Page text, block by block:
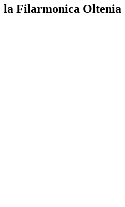
la Filarmonica Oltenia